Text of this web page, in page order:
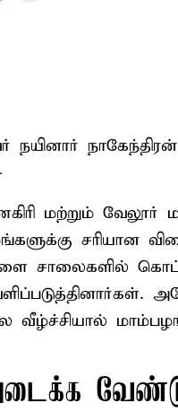
மற்றும் வேலூர்
சரியான
சாலைகளில்
வீழ்ச்சியால்